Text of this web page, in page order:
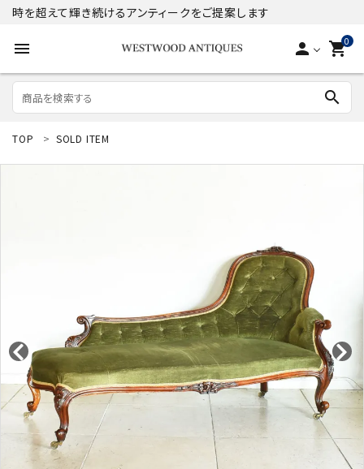
時を超えて輝き続けるアンティークをご提案します
menu person 0
shopping_cart
search
新規会員登録
コンテンツ
その他サービス
ご利用ガイド
TOP SOLD ITEM